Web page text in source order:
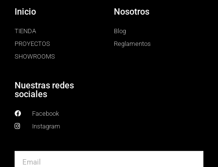
Inicio
TIENDA
PROYECTOS
SHOWROOMS
Nosotros
Blog
Reglamentos
Nuestras redes
sociales
Facebook
Instagram